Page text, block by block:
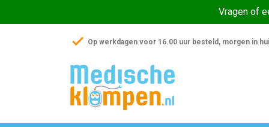
Vragen of
check Op werkdagen voor 16.00 uur besteld, morgen in